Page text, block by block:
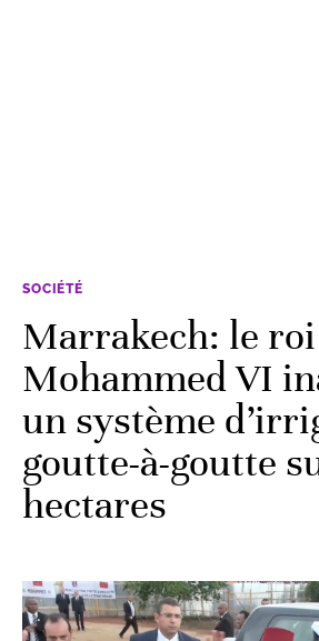
SOCIÉTÉ
Marrakech: le roi
Mohammed VI
un système
goutte-à-goutte
hectares